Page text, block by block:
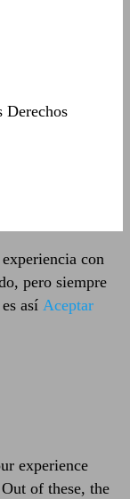
Derechos
con
pero siempre
así Aceptar
experience
of these, the